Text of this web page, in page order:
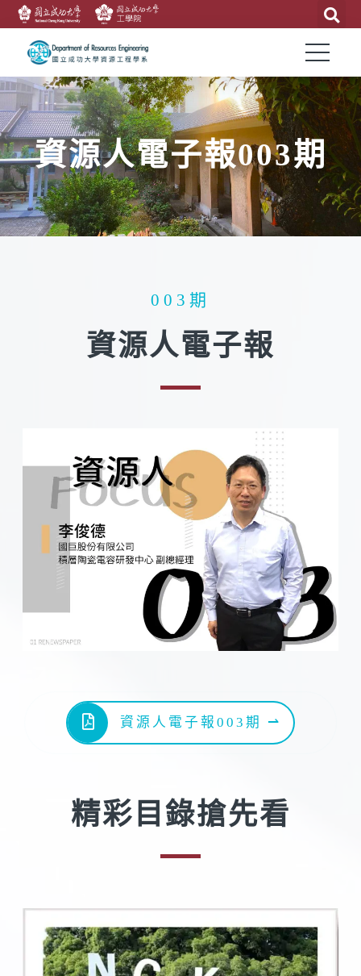
資源人電子報003期
003期
資源人電子報
資源人電子報003期 ⇀
精彩目錄搶先看